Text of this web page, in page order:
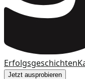
Erfolgsgeschichten
Jetzt ausprobieren